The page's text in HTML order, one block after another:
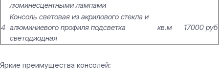
люминесцентными лампами
4
Консоль световая из акрилового стекла и
алюминиевого профиля подсветка
светодиодная
кв.м 17000 руб
Яркие преимущества консолей: